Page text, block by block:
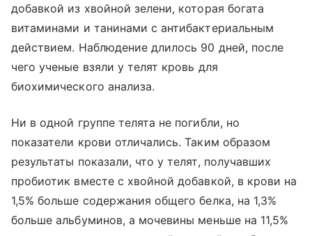
добавкой из хвойной зелени, которая богата
витаминами и танинами с антибактериальным
действием. Наблюдение длилось 90 дней, после
чего ученые взяли у телят кровь для
биохимического анализа.
Ни в одной группе телята не погибли, но
показатели крови отличались. Таким образом
результаты показали, что у телят, получавших
пробиотик вместе с хвойной добавкой, в крови на
1,5% больше содержания общего белка, на 1,3%
больше альбуминов, а мочевины меньше на 11,5%